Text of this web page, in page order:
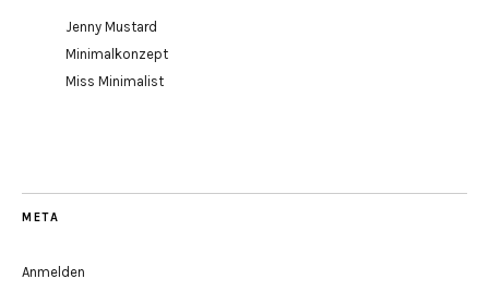
Jenny Mustard
Minimalkonzept
Miss Minimalist
META
Anmelden